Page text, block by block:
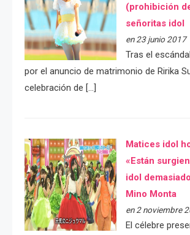
(prohibición
señoritas idol
en 23 junio 2017
Tras el
por el anuncio de matrimonio de Ririka
celebración de […]
Matices idol
«Están
idol
Mino Monta
en 2 noviembre
El célebre